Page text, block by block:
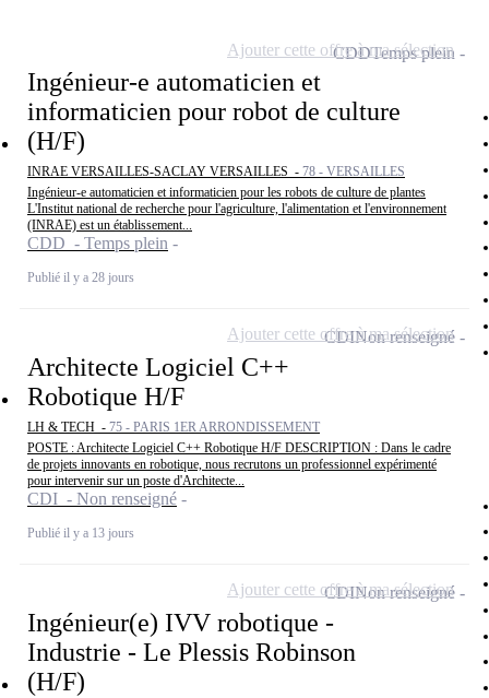
Ingénieur-e automaticien et
informaticien pour robot de culture
(H/F)
INRAE VERSAILLES-SACLAY VERSAILLES - 78 - VERSAILLES
Ingénieur-e automaticien et informaticien pour les robots de culture de plantes
L'Institut national de recherche pour l'agriculture, l'alimentation et l'environnement
(INRAE) est un établissement...
CDD - Temps plein
Publié il y a 28 jours
CDDTemps plein
Ajouter cette offre à ma sélection
Architecte Logiciel C++
Robotique H/F
LH & TECH - 75 - PARIS 1ER ARRONDISSEMENT
POSTE : Architecte Logiciel C++ Robotique H/F DESCRIPTION : Dans le cadre
de projets innovants en robotique, nous recrutons un professionnel expérimenté
pour intervenir sur un poste d'Architecte...
CDI - Non renseigné
Publié il y a 13 jours
CDINon renseigné
Ajouter cette offre à ma sélection
Ingénieur(e) IVV robotique -
Industrie - Le Plessis Robinson
(H/F)
CDINon renseigné
Ajouter cette offre à ma sélection